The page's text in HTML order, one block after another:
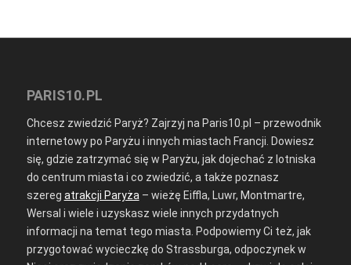
PARIS10.PL
Chcesz zwiedzić Paryż? Zajrzyj na Paris10.pl – przewodnik
internetowy po Paryżu i innych miastach Francji. Dowiesz
się, gdzie zatrzymać się w Paryżu, jak dojechać z lotniska
do centrum miasta i co zwiedzić, a także poznasz
szereg atrakcji Paryża – wieżę Eiffla, Luwr, Montmartre,
Wersal i wiele i uzyskasz wiele innych przydatnych
informacji na temat tego miasta. Podpowiemy Ci też, jak
przygotować wycieczkę do Strassburga, odpoczynek w